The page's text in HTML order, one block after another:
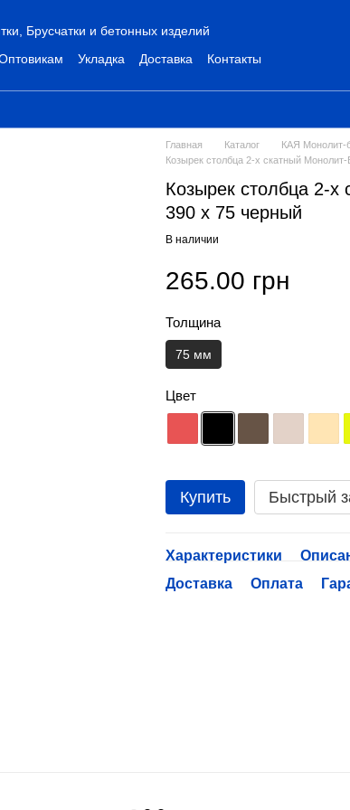
Брусчатки и бетонных изделий
Укладка Доставка Контакты
Главная Каталог
КАЯ Монолит-
Козырек столбца 2-х скатный
Козырек столбца 2-х
390 х 75 черный
В наличии
265.00 грн
Толщина
75 мм
Цвет
Купить Быстрый
Характеристики
Доставка
Оплата